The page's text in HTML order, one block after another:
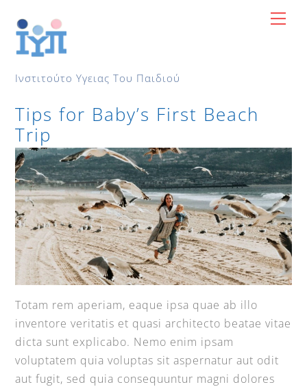
content
Ινστιτούτο Υγειας Του Παιδιού
Tips for Baby’s First Beach
Trip
Totam rem aperiam, eaque ipsa quae ab illo
inventore veritatis et quasi architecto beatae vitae
dicta sunt explicabo. Nemo enim ipsam
voluptatem quia voluptas sit aspernatur aut odit
aut fugit, sed quia consequuntur magni dolores